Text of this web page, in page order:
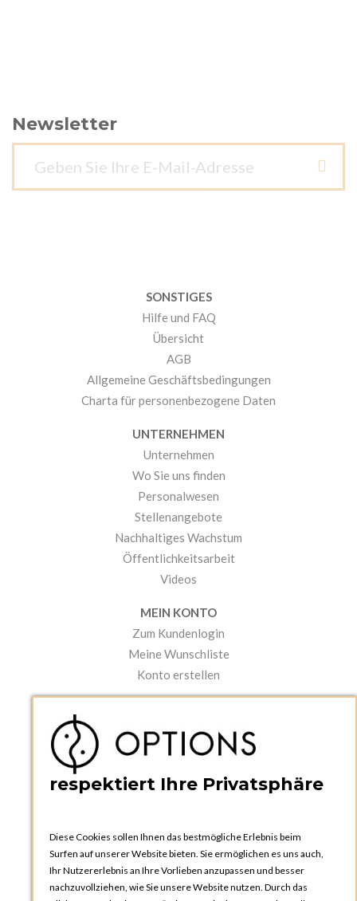
Newsletter
SONSTIGES
Hilfe und FAQ
Übersicht
AGB
Allgemeine Geschäftsbedingungen
Charta für personenbezogene Daten
UNTERNEHMEN
Unternehmen
Wo Sie uns finden
Personalwesen
Stellenangebote
Nachhaltiges Wachstum
Öffentlichkeitsarbeit
Videos
MEIN KONTO
Zum Kundenlogin
Meine Wunschliste
Konto erstellen
Kataloge und Bestellschein
Bedienungsanleitungen
respektiert Ihre Privatsphäre
Diese Cookies sollen Ihnen das bestmögliche Erlebnis beim
Surfen auf unserer Website bieten. Sie ermöglichen es uns auch,
Ihr Nutzererlebnis an Ihre Vorlieben anzupassen und besser
nachzuvollziehen, wie Sie unsere Website nutzen. Durch das